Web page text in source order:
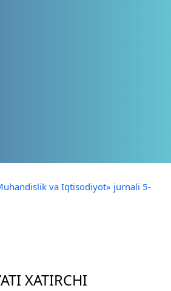
va Iqtisodiyot» jurnali 5-
XATIRCHI